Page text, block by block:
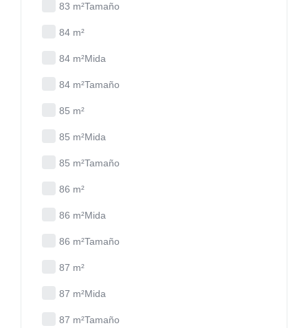
83 m²Tamaño
84 m²
84 m²Mida
84 m²Tamaño
85 m²
85 m²Mida
85 m²Tamaño
86 m²
86 m²Mida
86 m²Tamaño
87 m²
87 m²Mida
87 m²Tamaño